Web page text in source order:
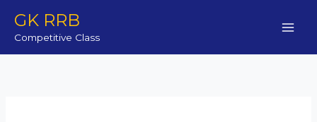
content
GK RRB
Competitive Class